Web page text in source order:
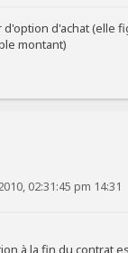
d'achat (elle
montant)
02:31:45 pm 14:31
à la fin du contrat